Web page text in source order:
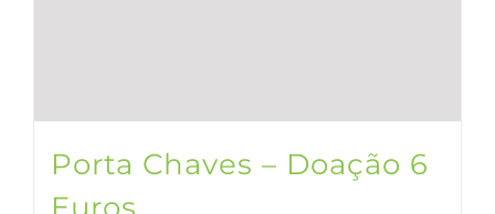
Porta Chaves – Doação 6